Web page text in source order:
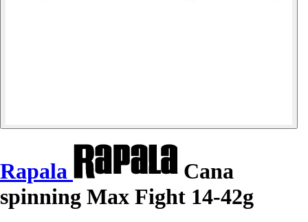
Rapala
Cana
spinning Max Fight 14-42g